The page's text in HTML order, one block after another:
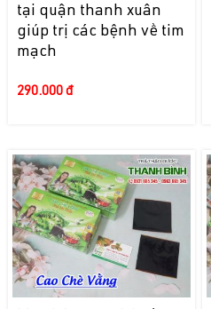
tại quận thanh xuân
giúp trị các bệnh về tim
mạch
290.000 đ